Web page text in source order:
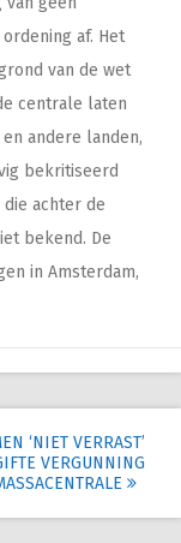
af. Het
van de wet
centrale laten
andere landen,
bekritiseerd
achter de
bekend. De
in Amsterdam,
‘NIET VERRAST’
VERGUNNING